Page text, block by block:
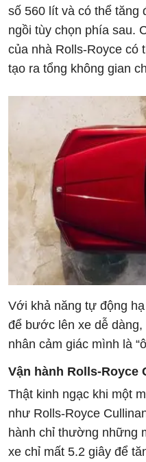
số 560 lít và có thể tăng
ngồi tùy chọn phía sau.
của nhà Rolls-Royce có
tạo ra tổng không gian
Với khả năng tự động
để bước lên xe dễ
nhân cảm giác mình là
Vận hành Rolls-Royce
Thật kinh ngạc khi một
như Rolls-Royce
hành chỉ thường những
xe chỉ mất 5.2 giây để